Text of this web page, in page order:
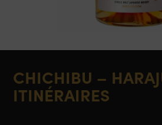
CHICHIBU –
ITINÉRAIRES